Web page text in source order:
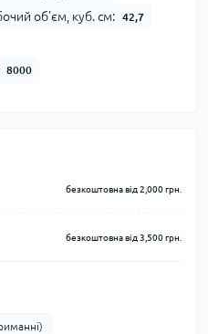
об'єм, куб. см: 42,7
8000
безкоштовна від 2,000 грн.
безкоштовна від 3,500 грн.